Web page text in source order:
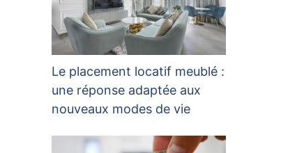
Le placement locatif meublé :
une réponse adaptée aux
nouveaux modes de vie